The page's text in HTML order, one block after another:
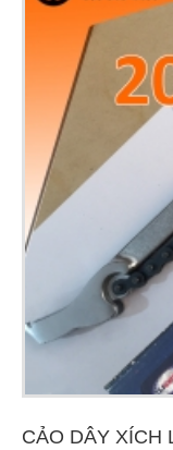
CẢO DÂY XÍCH